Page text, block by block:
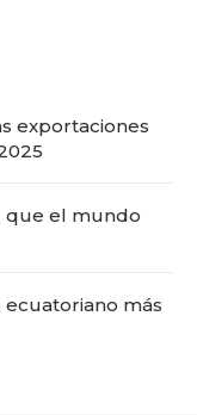
exportaciones
que el mundo
ecuatoriano más